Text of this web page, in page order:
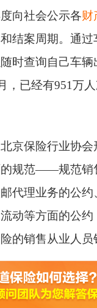
向社会公示各财
结案周期。通过
时查询自己车
，已经有951万
京保险行业协会
规范——规范销
代理业务的公约
动等方面的公约
的销售从业人员
实录：